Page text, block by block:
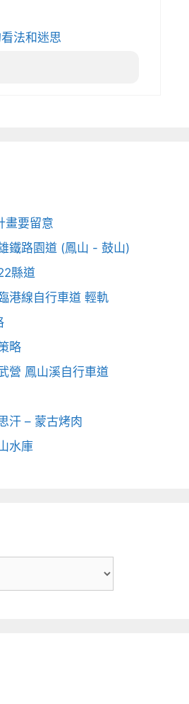
法和迷思
畫要留意
鐵路園道 (鳳山 - 鼓山)
縣道
港線自行車道 輕軌
略
營 鳳山溪自行車道
汗 – 蒙古烤肉
水庫